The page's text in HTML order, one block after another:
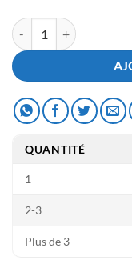
quantité de Toner
QUANTITÉ
1
2-3
Plus de 3